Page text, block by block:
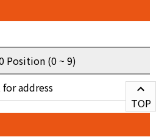
Position (0 ~ 9)
address
TOP